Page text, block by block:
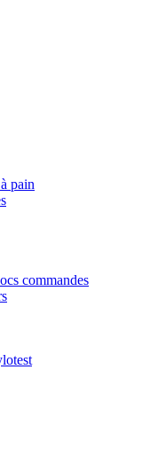
pain
commandes